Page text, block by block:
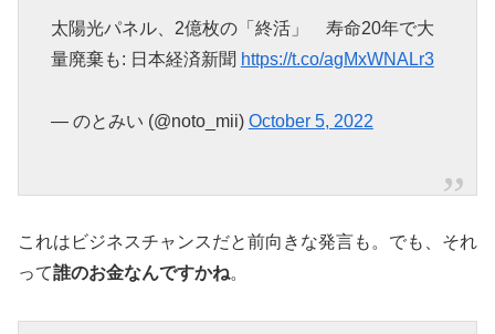
太陽光パネル、2億枚の「終活」 寿命20年で大
量廃棄も: 日本経済新聞 https://t.co/agMxWNALr3
— のとみい (@noto_mii) October 5, 2022
これはビジネスチャンスだと前向きな発言も。でも、それ
って誰のお金なんですかね。